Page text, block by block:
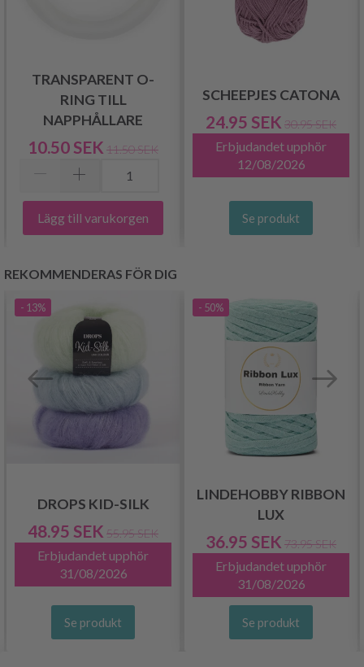
TRANSPARENT O-
RING TILL
NAPPHÅLLARE
10.50 SEK 11.50 SEK
Lägg till varukorgen
SCHEEPJES CATONA
24.95 SEK 30.95 SEK
Erbjudandet upphör
12/08/2026
Se produkt
REKOMMENDERAS FÖR DIG
- 13%
DROPS KID-SILK
48.95 SEK 55.95 SEK
Erbjudandet upphör
31/08/2026
Se produkt
- 50%
LINDEHOBBY RIBBON
LUX
36.95 SEK 73.95 SEK
Erbjudandet upphör
31/08/2026
Se produkt